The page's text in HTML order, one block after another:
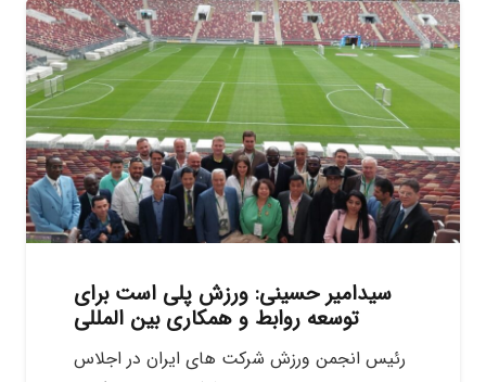
سیدامیر حسینی: ورزش پلی است برای
توسعه روابط و همکاری بین المللی
رئیس انجمن ورزش شرکت های ایران در اجلاس